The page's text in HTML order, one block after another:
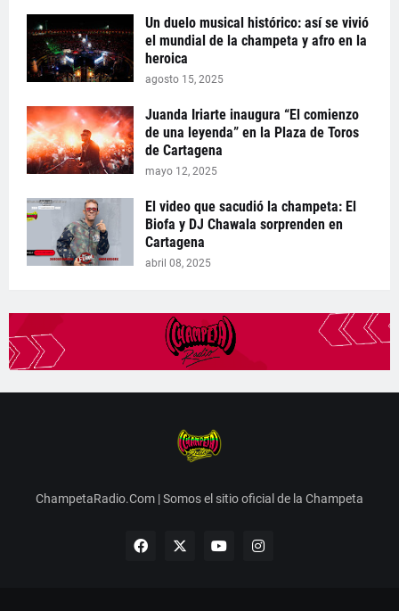
Un duelo musical histórico: así se vivió
el mundial de la champeta y afro en la
heroica
agosto 15, 2025
Juanda Iriarte inaugura “El comienzo
de una leyenda” en la Plaza de Toros
de Cartagena
mayo 12, 2025
El video que sacudió la champeta: El
Biofa y DJ Chawala sorprenden en
Cartagena
abril 08, 2025
ChampetaRadio.Com | Somos el sitio oficial de la Champeta